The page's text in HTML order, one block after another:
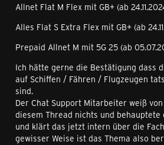
Allnet Flat M Flex mit GB+ (ab
Alles Flat S Extra Flex mit GB+ (ab
Prepaid Allnet M mit 5G 25 (ab
Ich hätte gerne die Bestätigung dass
auf Schiffen / Fähren / Flugzeugen
sind.
Der Chat Support Mitarbeiter weiß
diesem Thread nichts und
und klärt das jetzt intern über die
gewisser Weise ist das Thema also